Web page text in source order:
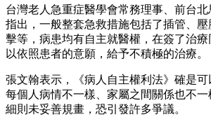
台灣老人急重症醫學會常務理事、前台
指出，一般整套急救措施包括了插管、
擊等，病患均有自主就醫權，在簽了治
以依照患者的意願，給予不積極的治療。
張文翰表示，《病人自主權利法》確是
每個人病情不一樣、家屬之間關係也不
細則未妥善規畫，恐引發許多爭議。